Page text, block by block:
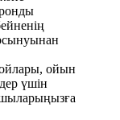
ойын
үшін